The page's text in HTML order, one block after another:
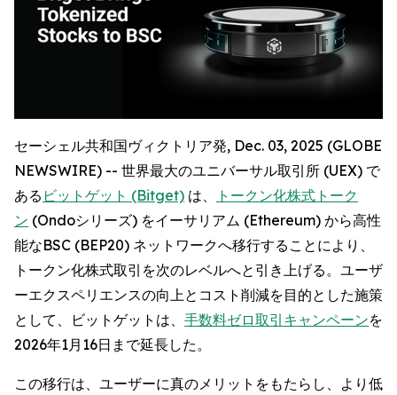
セーシェル共和国ヴィクトリア発, Dec. 03, 2025 (GLOBE
NEWSWIRE) -- 世界最大のユニバーサル取引所 (UEX) で
ある ビットゲット (Bitget) は、
トークン化株式トーク
ン (Ondoシリーズ) をイーサリアム (Ethereum) から高性
能なBSC (BEP20) ネットワークへ移行することにより、
トークン化株式取引を次のレベルへと引き上げる。ユーザ
ーエクスペリエンスの向上とコスト削減を目的とした施策
として、ビットゲットは、 手数料ゼロ取引キャンペーンを
2026年1月16日まで延長した。
この移行は、ユーザーに真のメリットをもたらし、より低